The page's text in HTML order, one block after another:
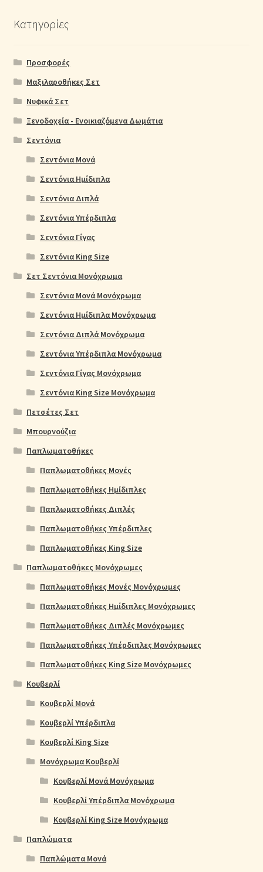
Κατηγορίες
Προσφορές
Μαξιλαροθήκες Σετ
Νυφικά Σετ
Ξενοδοχεία - Ενοικιαζόμενα Δωμάτια
Σεντόνια
Σεντόνια Μονά
Σεντόνια Ημίδιπλα
Σεντόνια Διπλά
Σεντόνια Υπέρδιπλα
Σεντόνια Γίγας
Σεντόνια King Size
Σετ Σεντόνια Μονόχρωμα
Σεντόνια Μονά Μονόχρωμα
Σεντόνια Ημίδιπλα Μονόχρωμα
Σεντόνια Διπλά Μονόχρωμα
Σεντόνια Υπέρδιπλα Μονόχρωμα
Σεντόνια Γίγας Μονόχρωμα
Σεντόνια King Size Μονόχρωμα
Πετσέτες Σετ
Μπουρνούζια
Παπλωματοθήκες
Παπλωματοθήκες Μονές
Παπλωματοθήκες Ημίδιπλες
Παπλωματοθήκες Διπλές
Παπλωματοθήκες Υπέρδιπλες
Παπλωματοθήκες King Size
Παπλωματοθήκες Μονόχρωμες
Παπλωματοθήκες Μονές Μονόχρωμες
Παπλωματοθήκες Ημίδιπλες Μονόχρωμες
Παπλωματοθήκες Διπλές Μονόχρωμες
Παπλωματοθήκες Υπέρδιπλες Μονόχρωμες
Παπλωματοθήκες King Size Μονόχρωμες
Κουβερλί
Κουβερλί Μονά
Κουβερλί Υπέρδιπλα
Κουβερλί King Size
Μονόχρωμα Κουβερλί
Κουβερλί Μονά Μονόχρωμα
Κουβερλί Υπέρδιπλα Μονόχρωμα
Κουβερλί King Size Μονόχρωμα
Παπλώματα
Παπλώματα Μονά